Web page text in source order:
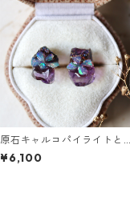
原石キャルコパイライトと
フローライトのプチピアス
¥6,100